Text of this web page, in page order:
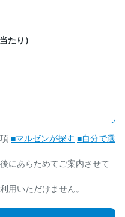
たり）
■マルゼンが探す ■自分で選
にあらためてご案内させて
用いただけません。